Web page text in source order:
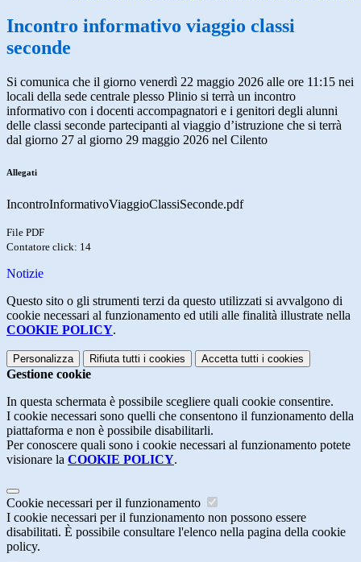
Incontro informativo viaggio classi
seconde
Si comunica che il giorno venerdì 22 maggio 2026 alle ore 11:15 nei
locali della sede centrale plesso Plinio si terrà un incontro
informativo con i docenti accompagnatori e i genitori degli alunni
delle classi seconde partecipanti al viaggio d’istruzione che si terrà
dal giorno 27 al giorno 29 maggio 2026 nel Cilento
Allegati
IncontroInformativoViaggioClassiSeconde.pdf
File PDF
Contatore click: 14
Notizie
Questo sito o gli strumenti terzi da questo utilizzati si avvalgono di
cookie necessari al funzionamento ed utili alle finalità illustrate nella
COOKIE POLICY.
Personalizza Rifiuta tutti i cookies Accetta tutti i cookies
Gestione cookie
In questa schermata è possibile scegliere quali cookie consentire.
I cookie necessari sono quelli che consentono il funzionamento della
piattaforma e non è possibile disabilitarli.
Per conoscere quali sono i cookie necessari al funzionamento potete
visionare la COOKIE POLICY.
Cookie necessari per il funzionamento
I cookie necessari per il funzionamento non possono essere
disabilitati. È possibile consultare l'elenco nella pagina della cookie
policy.